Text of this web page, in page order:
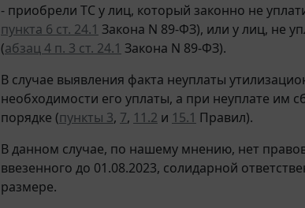
- приобрели ТС у лиц, который законно не
пункта 6 ст. 24.1 Закона N 89-ФЗ), или у лиц, не
(абзац 4 п. 3 ст. 24.1 Закона N 89-ФЗ).
В случае выявления факта неуплаты
необходимости его уплаты, а при неуплате им
порядке (пункты 3, 7, 11.2 и 15.1 Правил).
В данном случае, по нашему мнению, нет
ввезенного до 01.08.2023, солидарной
размере.